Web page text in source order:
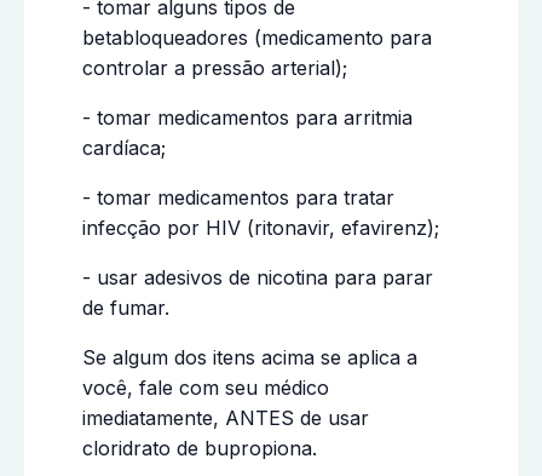
- tomar alguns tipos de
betabloqueadores (medicamento para
controlar a pressão arterial);
- tomar medicamentos para arritmia
cardíaca;
- tomar medicamentos para tratar
infecção por HIV (ritonavir, efavirenz);
- usar adesivos de nicotina para parar
de fumar.
Se algum dos itens acima se aplica a
você, fale com seu médico
imediatamente, ANTES de usar
cloridrato de bupropiona.